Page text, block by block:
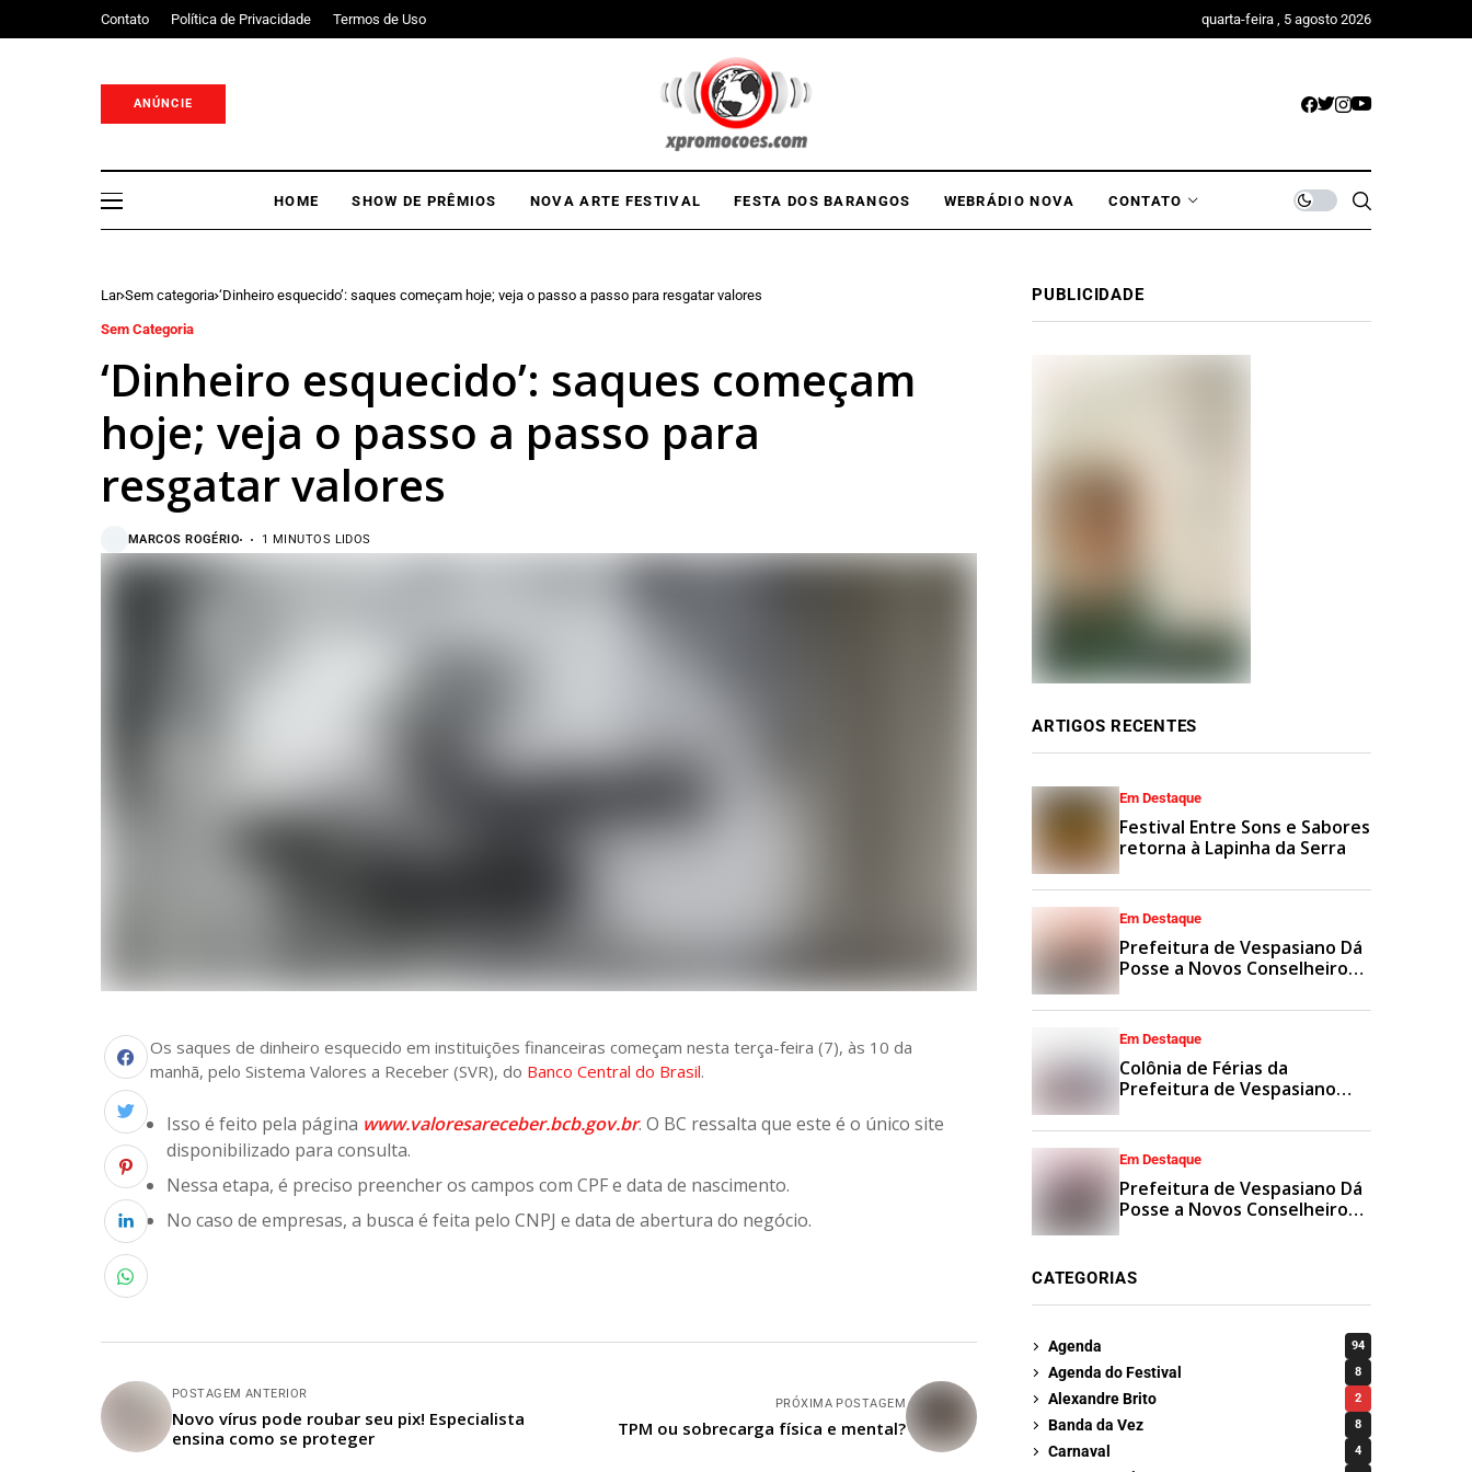
Contato Política de Privacidade Termos de Uso quarta-feira , 5 agosto 2026
ANÚNCIE
HOME SHOW DE PRÊMIOS NOVA ARTE FESTIVAL FESTA DOS BARANGOS WEBRÁDIO NOVA CONTATO
Lar Sem categoria ‘Dinheiro esquecido’: saques começam hoje; veja o passo a passo para resgatar valores
Sem Categoria
‘Dinheiro esquecido’: saques começam
hoje; veja o passo a passo para
resgatar valores
MARCOS ROGÉRIO 1 MINUTOS LIDOS
Os saques de dinheiro esquecido em instituições financeiras começam nesta terça-feira (7), às 10 da
manhã, pelo Sistema Valores a Receber (SVR), do Banco Central do Brasil.
Isso é feito pela página www.valoresareceber.bcb.gov.br. O BC ressalta que este é o único site
disponibilizado para consulta.
Nessa etapa, é preciso preencher os campos com CPF e data de nascimento.
No caso de empresas, a busca é feita pelo CNPJ e data de abertura do negócio.
POSTAGEM ANTERIOR
Novo vírus pode roubar seu pix! Especialista
ensina como se proteger
PRÓXIMA POSTAGEM
TPM ou sobrecarga física e mental?
PUBLICIDADE
ARTIGOS RECENTES
Em Destaque
Festival Entre Sons e Sabores
retorna à Lapinha da Serra
Em Destaque
Prefeitura de Vespasiano Dá
Posse a Novos Conselheiros
Em Destaque
Colônia de Férias da
Prefeitura de Vespasiano
Esporte e Lazer
Em Destaque
Prefeitura de Vespasiano Dá
Posse a Novos Conselheiros
CATEGORIAS
Agenda 94
Agenda do Festival 8
Alexandre Brito 2
Banda da Vez 8
Carnaval 4